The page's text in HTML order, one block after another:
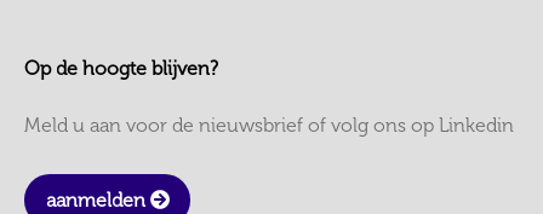
Op de hoogte blijven?
Meld u aan voor de nieuwsbrief of volg ons op Linkedin
aanmelden